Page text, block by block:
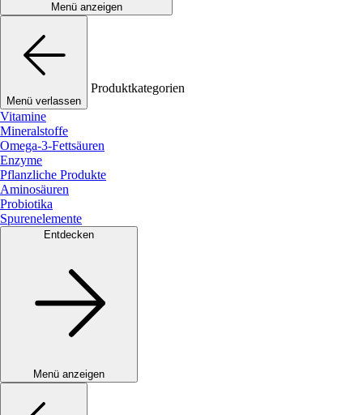
Menü anzeigen
Menü verlassen
Produktkategorien
Vitamine
Mineralstoffe
Omega-3-Fettsäuren
Enzyme
Pflanzliche Produkte
Aminosäuren
Probiotika
Spurenelemente
Entdecken
Menü anzeigen